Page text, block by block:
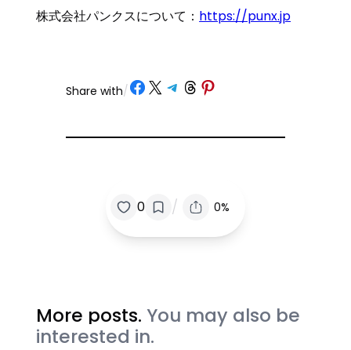
株式会社パンクスについて： https://punx.jp
Share with/ Share on Facebook
Share on X Share on Telegram
Share on Threads
Share on Pinterest
0 / 0%
More posts. You may also be
interested in.